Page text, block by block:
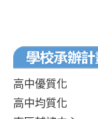
高中優質化
高中均質化